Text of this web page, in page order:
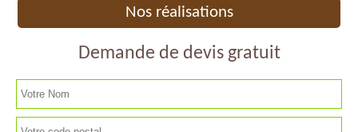
Nos réalisations
Demande de devis gratuit